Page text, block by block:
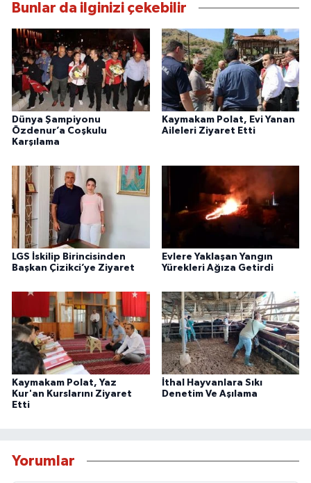
Bunlar da ilginizi çekebilir
Dünya Şampiyonu
Özdenur’a Coşkulu
Karşılama
Kaymakam Polat, Evi Yanan
Aileleri Ziyaret Etti
LGS İskilip Birincisinden
Başkan Çizikci’ye Ziyaret
Evlere Yaklaşan Yangın
Yürekleri Ağıza Getirdi
Kaymakam Polat, Yaz
Kur'an Kurslarını Ziyaret
Etti
İthal Hayvanlara Sıkı
Denetim Ve Aşılama
Yorumlar